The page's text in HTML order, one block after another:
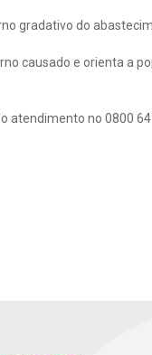
gradativo do
causado e orienta a
atendimento no 0800